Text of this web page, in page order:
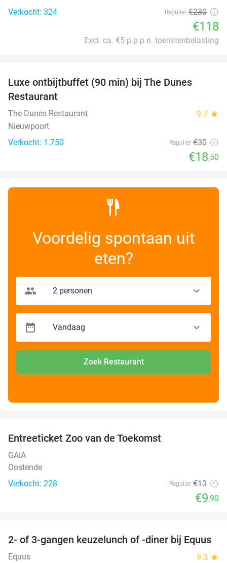
Verkocht: 324
Regulier €230
€118
Excl. ca. €5 p.p.p.n. toeristenbelasting
OUT
Luxe ontbijtbuffet (90 min) bij The Dunes
Restaurant
The Dunes Restaurant 9.7 star
Nieuwpoort
Verkocht: 1.750
Regulier €30
€18,50
Voordelig spontaan uit
eten?
Zoek Restaurant
Entreeticket Zoo van de Toekomst
GAIA
Oostende
Verkocht: 228
Regulier €13
€9,90
34%
2- of 3-gangen keuzelunch of -diner bij Equus
Equus 9.3 star